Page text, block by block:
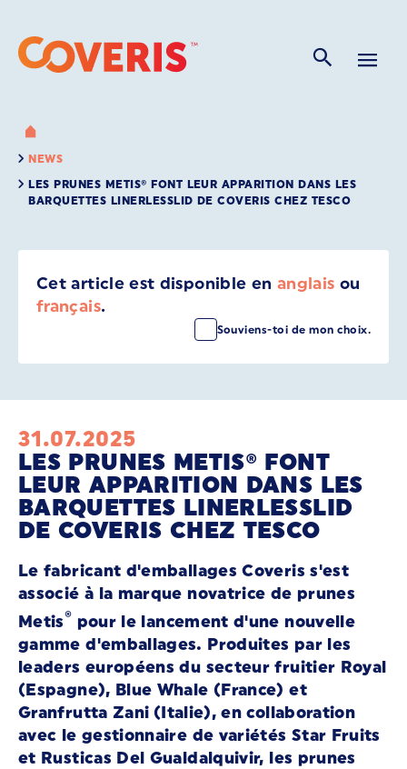
NEWS
LES PRUNES METIS® FONT LEUR APPARITION DANS LES
BARQUETTES LINERLESSLID DE COVERIS CHEZ TESCO
Cet article est disponible en anglais ou
français.
Souviens-toi de mon choix.
31.07.2025
LES PRUNES METIS® FONT
LEUR APPARITION DANS LES
BARQUETTES LINERLESSLID
DE COVERIS CHEZ TESCO
Le fabricant d'emballages Coveris s'est
associé à la marque novatrice de prunes
Metis® pour le lancement d'une nouvelle
gamme d'emballages. Produites par les
leaders européens du secteur fruitier Royal
(Espagne), Blue Whale (France) et
Granfrutta Zani (Italie), en collaboration
avec le gestionnaire de variétés Star Fruits
et Rusticas Del Gualdalquivir, les prunes